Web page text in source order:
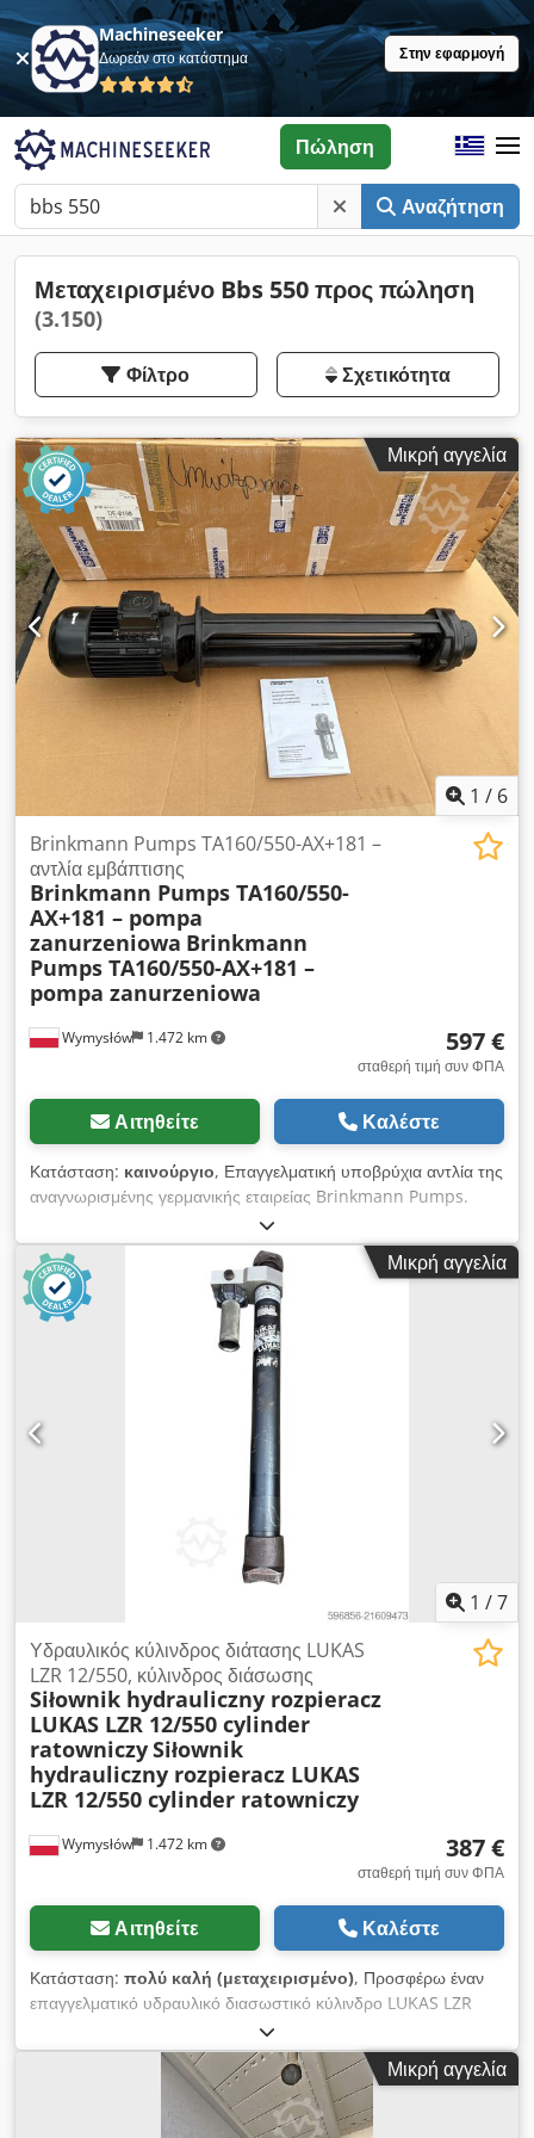
Machineseeker
Δωρεάν στο κατάστημα Στην εφαρμογή
Αναζήτηση
Πώληση
Μεταχειρισμένο Bbs 550 προς πώληση
(3.150)
Φίλτρο Σχετικότητα
Μικρή αγγελία
1 / 6
Wymysłów 1.472 km
Brinkmann Pumps TA160/550-AX+181 –
αντλία εμβάπτισης
Brinkmann Pumps TA160/550-
AX+181 – pompa
zanurzeniowa Brinkmann
Pumps TA160/550-AX+181 –
pompa zanurzeniowa
597 €
σταθερή τιμή συν ΦΠΑ
Αιτηθείτε Καλέστε
Κατάσταση: καινούργιο, Επαγγελματική υποβρύχια αντλία της
αναγνωρισμένης γερμανικής εταιρείας Brinkmann Pumps.
Σχεδιασμένη για συνεχή λειτουργία σε εργαλειομηχανές CNC,
συστήματα ψύξης, εγκαταστάσεις φιλτραρίσματος και
συστήματα μεταφοράς βιομηχανικών υγρών. Η αντλία είναι
καινούργια, σε άριστη οπτική και τεχνική κατάσταση.
Συμπεριλαμβάνεται εγχειρίδιο χρήσης και η αρχική συσκευασία.
Τεχνικά χαρακτηριστικά: • Κατασκευαστής: Brinkmann Pumps
• Τύπος: TA160/550-AX+181 • Ισχύς: 0,63 kW / 0,85 HP •
Τροφοδοσία: 3~ / τριφασική • Τάση: 230/400 V • Συχνότητα: 50
Hz • Ρεύμα: 2,63 / 1,52 A • Στροφές: 2830 σ.α.λ. • Συντελεστής
ισχύος cos φ: 0,76 • Κλάση μόνωσης: F (155°C) • Κατηγορία
απόδοσης: IE3 • Τρόπος λειτουργίας: S1 • Σπείρωμα
σύνδεσης: εσωτερικό Chedpfx Aoy Ruy Tskasa • Κατάσταση:
Μικρή αγγελία
1 /7
Wymysłów 1.472 km
Υδραυλικός κύλινδρος διάτασης LUKAS
LZR 12/550, κύλινδρος διάσωσης
Siłownik hydrauliczny rozpieracz
LUKAS LZR 12/550 cylinder
ratowniczySiłownik
hydrauliczny rozpieracz LUKAS
LZR 12/550 cylinder ratowniczy
387 €
σταθερή τιμή συν ΦΠΑ
Αιτηθείτε Καλέστε
Κατάσταση: πολύ καλή (μεταχειρισμένο), Προσφέρω έναν
επαγγελματικό υδραυλικό διασωστικό κύλινδρο LUKAS LZR
12/550, που χρησιμοποιείται σε μονάδες πυροσβεστικής και
τεχνικής διάσωσης. Ο εξοπλισμός είναι επώνυμος, της
γερμανικής μάρκας LUKAS, χρησιμοποιείται για διασωστικές
εργασίες σε τροχαία ατυχήματα και σε τεχνικές παρεμβάσεις –
πολύ στιβαρή και ανθεκτική κατασκευή. Κατάσταση: Το προϊόν
Μικρή αγγελία